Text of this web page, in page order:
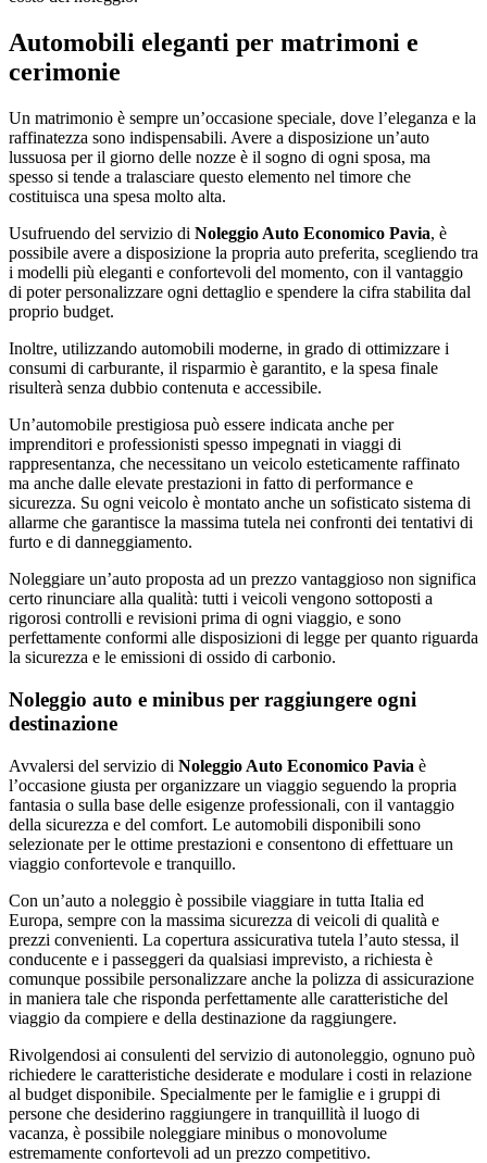
Automobili eleganti per matrimoni e
cerimonie
Un matrimonio è sempre un’occasione speciale, dove l’eleganza e la
raffinatezza sono indispensabili. Avere a disposizione un’auto
lussuosa per il giorno delle nozze è il sogno di ogni sposa, ma
spesso si tende a tralasciare questo elemento nel timore che
costituisca una spesa molto alta.
Usufruendo del servizio di Noleggio Auto Economico Pavia, è
possibile avere a disposizione la propria auto preferita, scegliendo tra
i modelli più eleganti e confortevoli del momento, con il vantaggio
di poter personalizzare ogni dettaglio e spendere la cifra stabilita dal
proprio budget.
Inoltre, utilizzando automobili moderne, in grado di ottimizzare i
consumi di carburante, il risparmio è garantito, e la spesa finale
risulterà senza dubbio contenuta e accessibile.
Un’automobile prestigiosa può essere indicata anche per
imprenditori e professionisti spesso impegnati in viaggi di
rappresentanza, che necessitano un veicolo esteticamente raffinato
ma anche dalle elevate prestazioni in fatto di performance e
sicurezza. Su ogni veicolo è montato anche un sofisticato sistema di
allarme che garantisce la massima tutela nei confronti dei tentativi di
furto e di danneggiamento.
Noleggiare un’auto proposta ad un prezzo vantaggioso non significa
certo rinunciare alla qualità: tutti i veicoli vengono sottoposti a
rigorosi controlli e revisioni prima di ogni viaggio, e sono
perfettamente conformi alle disposizioni di legge per quanto riguarda
la sicurezza e le emissioni di ossido di carbonio.
Noleggio auto e minibus per raggiungere ogni
destinazione
Avvalersi del servizio di Noleggio Auto Economico Pavia è
l’occasione giusta per organizzare un viaggio seguendo la propria
fantasia o sulla base delle esigenze professionali, con il vantaggio
della sicurezza e del comfort. Le automobili disponibili sono
selezionate per le ottime prestazioni e consentono di effettuare un
viaggio confortevole e tranquillo.
Con un’auto a noleggio è possibile viaggiare in tutta Italia ed
Europa, sempre con la massima sicurezza di veicoli di qualità e
prezzi convenienti. La copertura assicurativa tutela l’auto stessa, il
conducente e i passeggeri da qualsiasi imprevisto, a richiesta è
comunque possibile personalizzare anche la polizza di assicurazione
in maniera tale che risponda perfettamente alle caratteristiche del
viaggio da compiere e della destinazione da raggiungere.
Rivolgendosi ai consulenti del servizio di autonoleggio, ognuno può
richiedere le caratteristiche desiderate e modulare i costi in relazione
al budget disponibile. Specialmente per le famiglie e i gruppi di
persone che desiderino raggiungere in tranquillità il luogo di
vacanza, è possibile noleggiare minibus o monovolume
estremamente confortevoli ad un prezzo competitivo.